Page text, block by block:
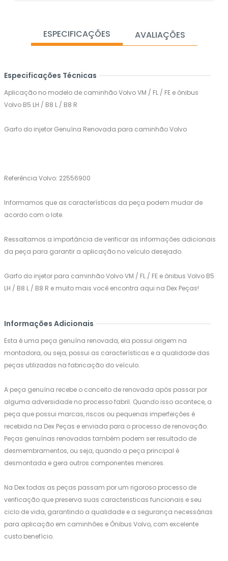
ESPECIFICAÇÕES AVALIAÇÕES
Especificações Técnicas
Aplicação no modelo de caminhão Volvo VM / FL / FE e ônibus
Volvo B5 LH / B8 L / B8 R
Garfo do injetor Genuína Renovada para caminhão Volvo
Referência Volvo: 22556900
Informamos que as características da peça podem mudar de
acordo com o lote.
Ressaltamos a importância de verificar as informações adicionais
da peça para garantir a aplicação no veículo desejado.
Garfo do injetor para caminhão Volvo VM / FL / FE e ônibus Volvo B5
LH / B8 L / B8 R e muito mais você encontra aqui na Dex Peças!
Informações Adicionais
Esta é uma peça genuína renovada, ela possui origem na
montadora, ou seja, possui as características e a qualidade das
peças utilizadas na fabricação do veículo.
A peça genuína recebe o conceito de renovada após passar por
alguma adversidade no processo fabril. Quando isso acontece, a
peça que possui marcas, riscos ou pequenas imperfeições é
recebida na Dex Peças e enviada para o processo de renovação.
Peças genuínas renovadas também podem ser resultado de
desmembramentos, ou seja, quando a peça principal é
desmontada e gera outros componentes menores.
Na Dex todas as peças passam por um rigoroso processo de
verificação que preserva suas caracteristicas funcionais e seu
ciclo de vida, garantindo a qualidade e a segurança necessárias
para aplicação em caminhões e Ônibus Volvo, com excelente
custo benefício.